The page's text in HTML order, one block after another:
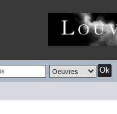
Ok